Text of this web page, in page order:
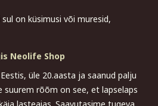
on küsimusi või muresid,
Neolife Shop
üle 20.aasta ja saanud palju
suurem rõõm on see, et lapselaps